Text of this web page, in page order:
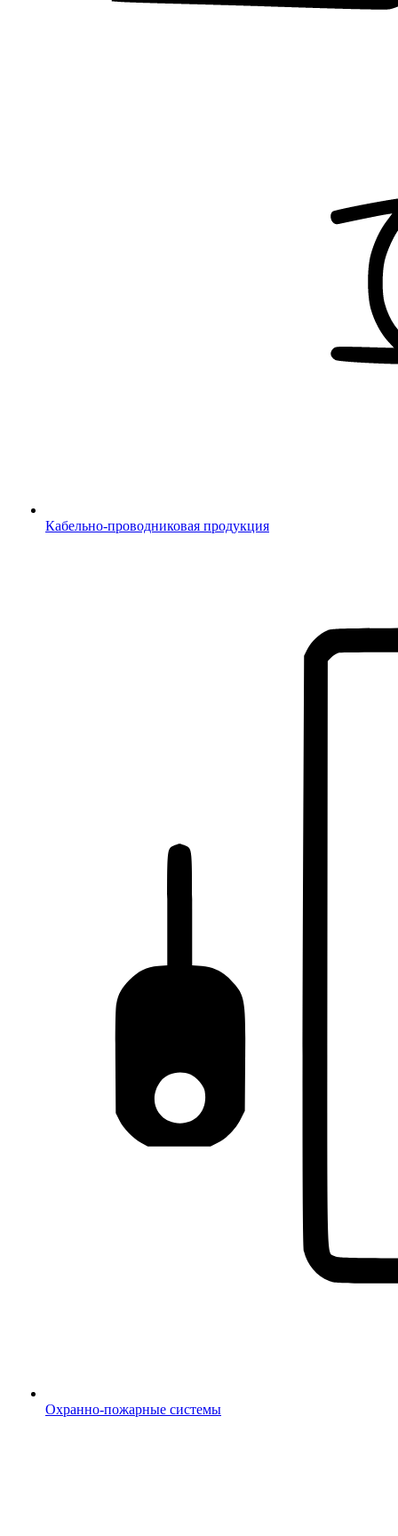
Кабельно-проводниковая продукция
Охранно-пожарные системы